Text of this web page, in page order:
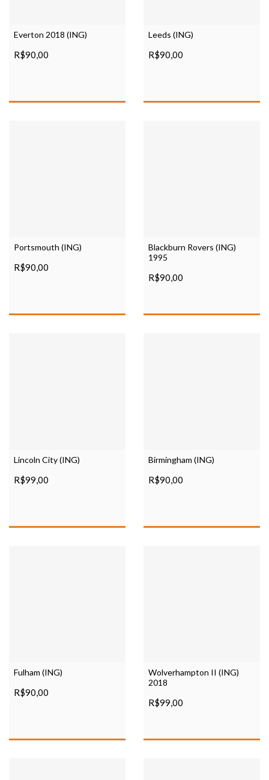
Everton 2018 (ING)
R$90,00
Leeds (ING)
R$90,00
Portsmouth (ING)
R$90,00
Blackburn Rovers (ING)
1995
R$90,00
Lincoln City (ING)
R$99,00
Birmingham (ING)
R$90,00
Fulham (ING)
R$90,00
Wolverhampton II (ING)
2018
R$99,00